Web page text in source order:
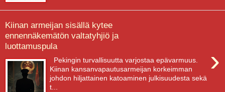
Kiinan armeijan sisällä kytee
ennennäkemätön valtatyhjiö ja
luottamuspula
›
Pekingin turvallisuutta varjostaa epävarmuus.
Kiinan kansanvapautusarmeijan korkeimman
johdon hiljattainen katoaminen julkisuudesta sekä
t...